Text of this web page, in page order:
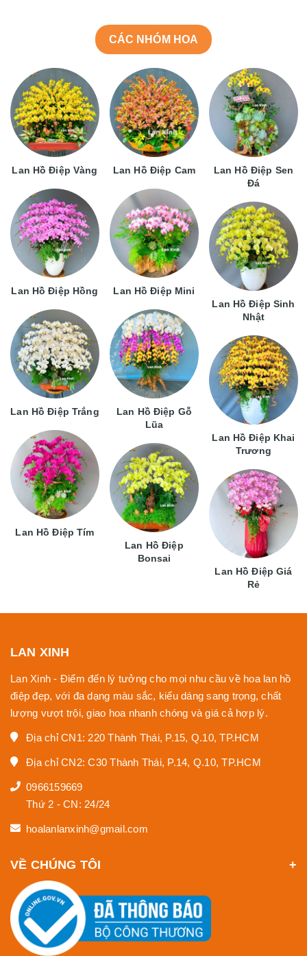
CÁC NHÓM HOA
Lan Hồ Điệp Vàng
Lan Hồ Điệp Hồng
Lan Hồ Điệp Trắng
Lan Hồ Điệp Tím
Lan Hồ Điệp Cam
Lan Hồ Điệp Mini
Lan Hồ Điệp Gỗ
Lũa
Lan Hồ Điệp
Bonsai
Lan Hồ Điệp Sen
Đá
Lan Hồ Điệp Sinh
Nhật
Lan Hồ Điệp Khai
Trương
Lan Hồ Điệp Giá
Rẻ
LAN XINH
Lan Xinh - Điểm đến lý tưởng cho mọi nhu cầu về hoa lan hồ
điệp đẹp, với đa dạng màu sắc, kiểu dáng sang trọng, chất
lượng vượt trội, giao hoa nhanh chóng và giá cả hợp lý.
Địa chỉ CN1: 220 Thành Thái, P.15, Q.10, TP.HCM
Địa chỉ CN2: C30 Thành Thái, P.14, Q.10, TP.HCM
0966159669
Thứ 2 - CN: 24/24
hoalanlanxinh@gmail.com
VỀ CHÚNG TÔI